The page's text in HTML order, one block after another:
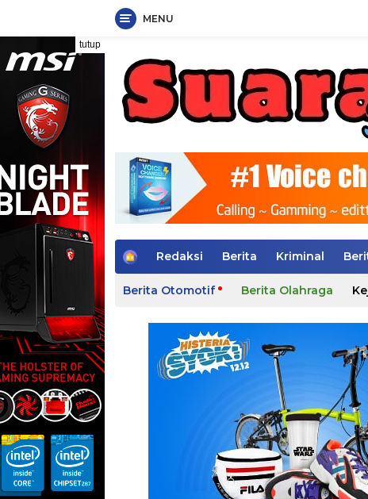
ke
MENU
tutup
H
m
e
Redaksi Berita Kriminal
Berita Otomotif Berita Olahraga